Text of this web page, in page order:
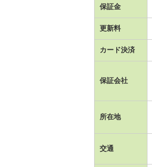
保証金
更新料
カード決済
保証会社
所在地
交通